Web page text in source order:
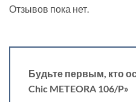
Отзывов пока нет.
Будьте первым, кто
Chic METEORA 106/P»